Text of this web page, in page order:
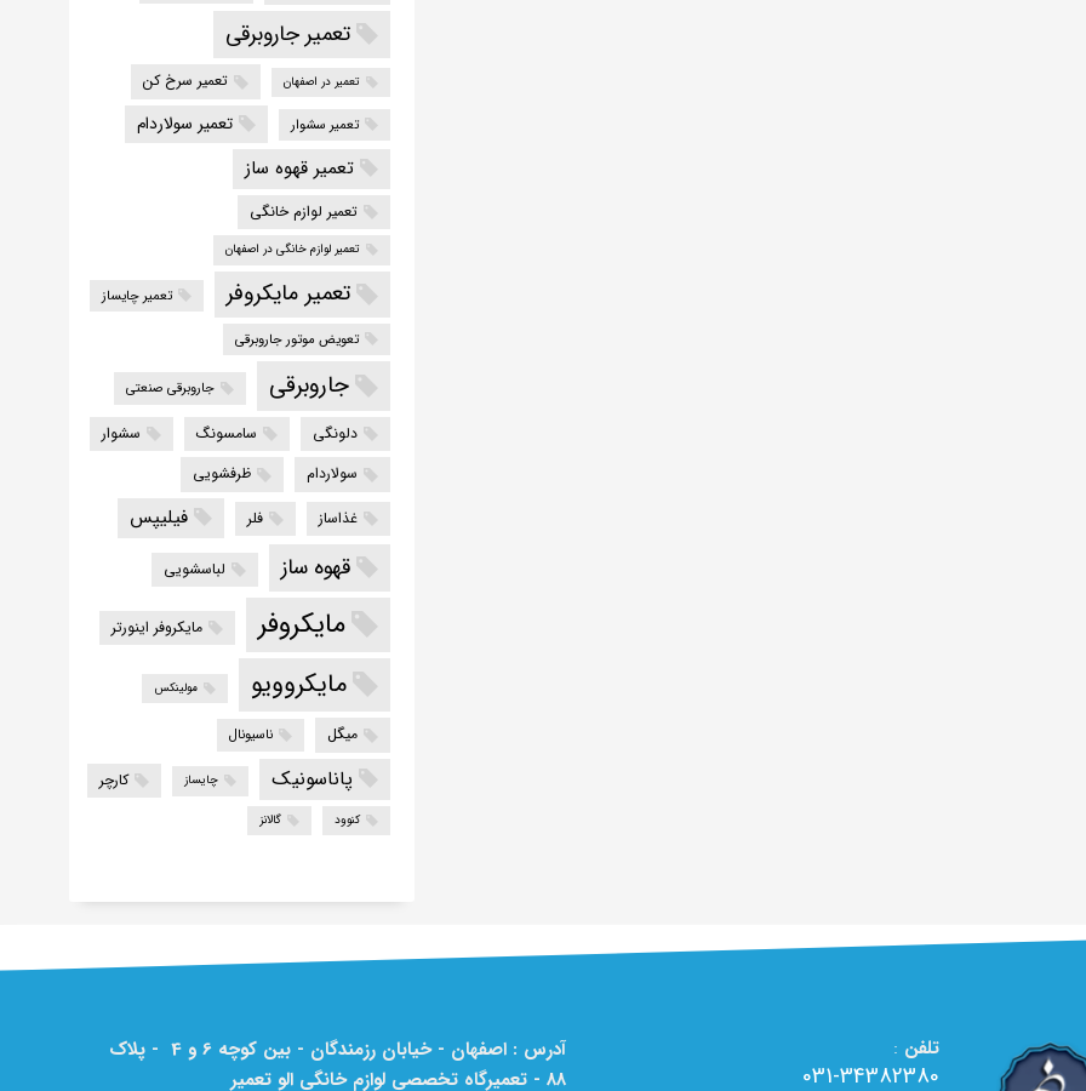
تعمیر جاروبرقی
تعمیر در اصفهان تعمیر سرخ کن
تعمیر سشوار تعمیر سولاردام
تعمیر قهوه ساز
تعمیر لوازم خانگی
تعمیر لوازم خانگی در اصفهان
تعمیر مایکروفر
تعمیر چایساز
تعویض موتور جاروبرقی
جاروبرقی جاروبرقی صنعتی
دلونگی سامسونگ
سشوار
سولاردام
ظرفشویی
غذاساز
فلر فیلیپس
قهوه ساز لباسشویی
مایکروفر مایکروفر اینورتر
مایکروویو مولینکس
میگل ناسیونال
پاناسونیک چایساز کارچر
کنوود گالانز
تلفن :
031-34382380
آدرس : اصفهان - خیابان رزمندگان - بین کوچه 6 و 4 - پلاک
88 - تعمیرگاه تخصصی لوازم خانگی الو تعمیر